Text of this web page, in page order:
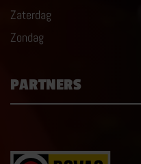
Zaterdag
Zondag
PARTNERS